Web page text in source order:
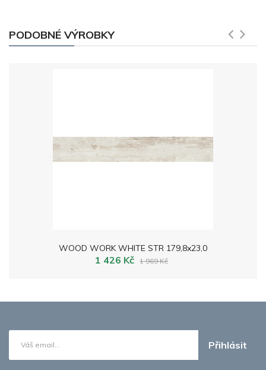
PODOBNÉ VÝROBKY
WOOD WORK WHITE STR 179,8x23,0
1 426 Kč 1 969 Kč
Přihlásit